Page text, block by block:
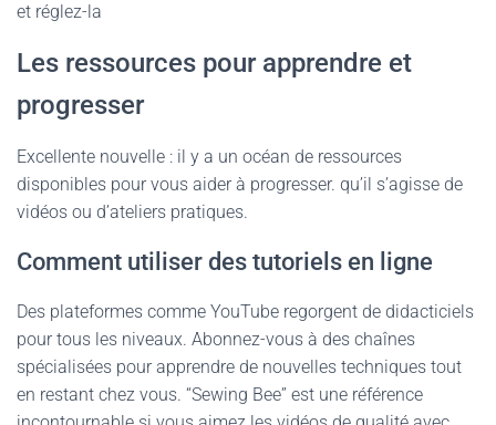
et réglez-la
Les ressources pour apprendre et
progresser
Excellente nouvelle : il y a un océan de ressources
disponibles pour vous aider à progresser. qu’il s’agisse de
vidéos ou d’ateliers pratiques.
Comment utiliser des tutoriels en ligne
Des plateformes comme YouTube regorgent de didacticiels
pour tous les niveaux. Abonnez-vous à des chaînes
spécialisées pour apprendre de nouvelles techniques tout
en restant chez vous. “Sewing Bee” est une référence